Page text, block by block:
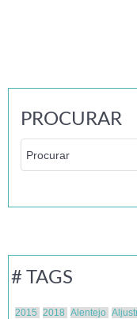
PROCURAR
# TAGS
2015 2018 Alentejo